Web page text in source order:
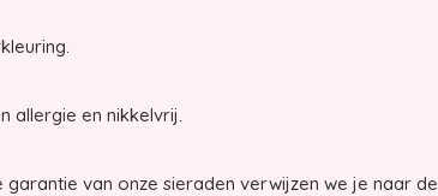
allergie en nikkelvrij.
van onze sieraden verwijzen we je naar de